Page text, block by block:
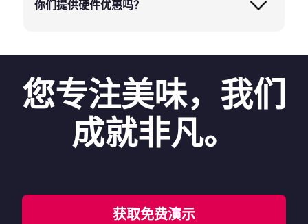
你们提供硬件优惠吗？
您专注美味，我们
成就非凡。
获取免费演示